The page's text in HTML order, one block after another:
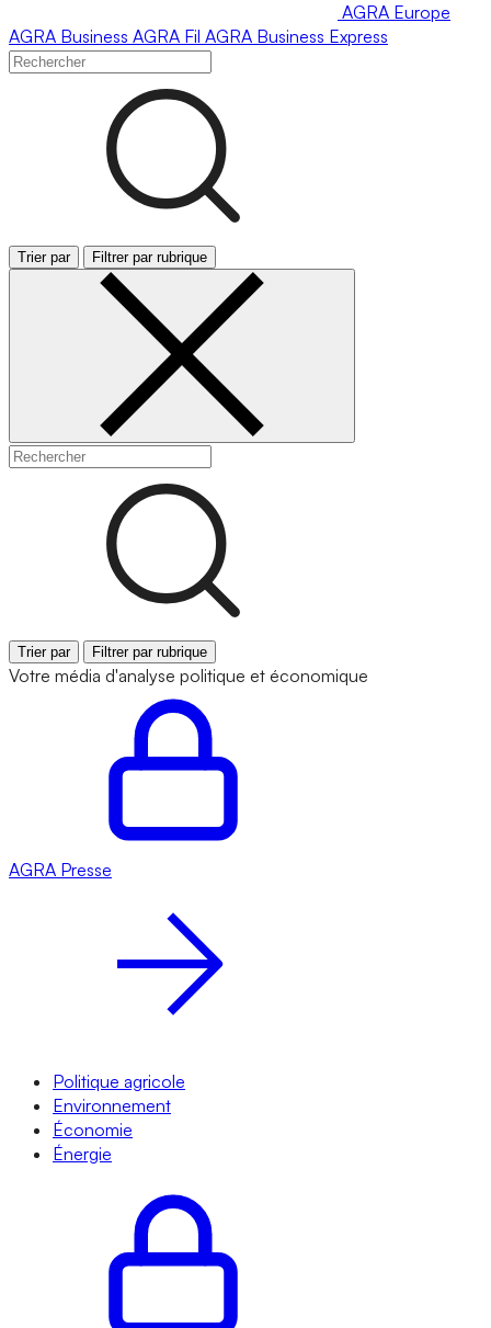
AGRA Europe
AGRA Business AGRA Fil AGRA Business Express
Trier par Filtrer par rubrique
Trier par Filtrer par rubrique
Votre média d'analyse politique et économique
AGRA Presse
Politique agricole
Environnement
Économie
Énergie